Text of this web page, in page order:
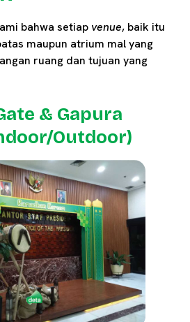
bahwa setiap venue, baik itu
maupun atrium mal yang
ruang dan tujuan yang
& Gapura
Outdoor)